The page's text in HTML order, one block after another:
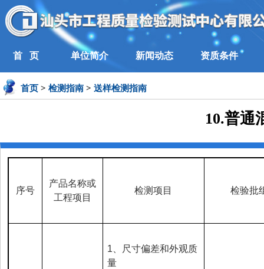
首 页 单位简介 新闻动态 资质条件
首页 > 检测指南 > 送样检测指南
10.普通
序号
产品名称或
工程项目
检测项目 检验批
1、尺寸偏差和外观质
量